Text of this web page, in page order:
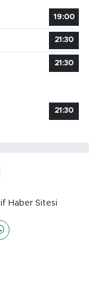
19:00
21:30
21:30
21:30
Haber Sitesi